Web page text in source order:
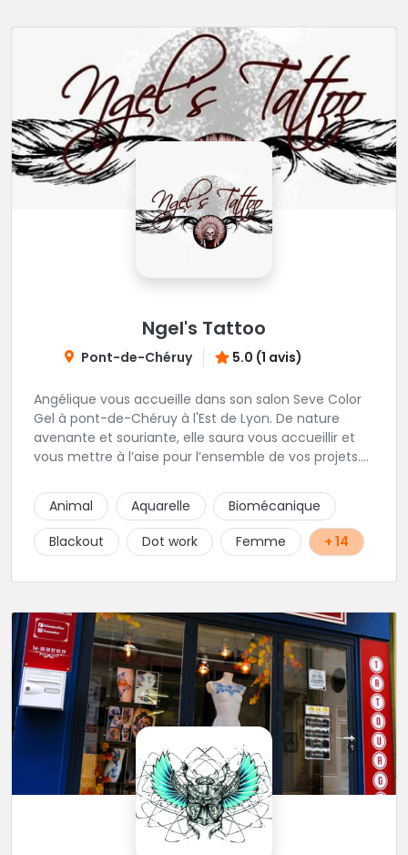
Ngel's Tattoo
Pont-de-Chéruy 5.0 (1 avis)
Angélique vous accueille dans son salon Seve Color
Gel à pont-de-Chéruy à l'Est de Lyon. De nature
avenante et souriante, elle saura vous accueillir et
vous mettre à l’aise pour l’ensemble de vos projets.
tatouages allant des calligraphies, motifs floraux au
réalisme.
Animal Aquarelle
Biomécanique
Blackout
Dot work Femme + 14